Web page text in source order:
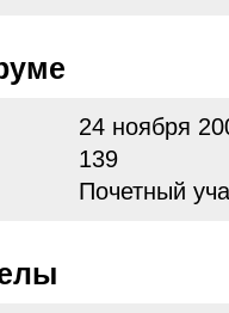
24 ноября
139
Почетный